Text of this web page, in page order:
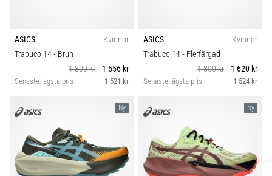
ASICS
Kvinnor
Trabuco 14- Brun
1 800 kr
1 556 kr
Senaste lägsta pris 1 521 kr
ASICS
Kvinnor
Trabuco 14- Flerfärgad
1 800 kr
1 620 kr
Senaste lägsta pris 1 524 kr
Ny Ny